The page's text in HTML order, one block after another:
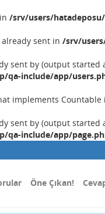
/srv/users/
sent in /srv/
sent by (output
qa-include/app/
implements Countable
sent by (output
qa-include/app/
Öne Çıkan!